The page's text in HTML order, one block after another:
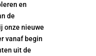
en
de
onze nieuwe
vanaf begin
uit de